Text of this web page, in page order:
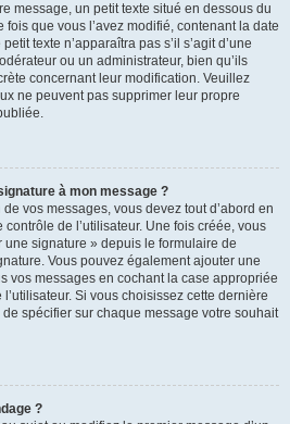
message, un petit texte situé en dessous du
que vous l’avez modifié, contenant la date
texte n’apparaîtra pas s’il s’agit d’une
ou un administrateur, bien qu’ils
concernant leur modification. Veuillez
ne peuvent pas supprimer leur propre
à mon message ?
vos messages, vous devez tout d’abord en
de l’utilisateur. Une fois créée, vous
signature » depuis le formulaire de
Vous pouvez également ajouter une
vos messages en cochant la case appropriée
Si vous choisissez cette dernière
spécifier sur chaque message votre souhait
?